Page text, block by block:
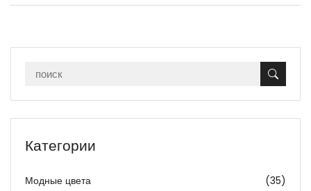
Категории
Модные цвета (35)